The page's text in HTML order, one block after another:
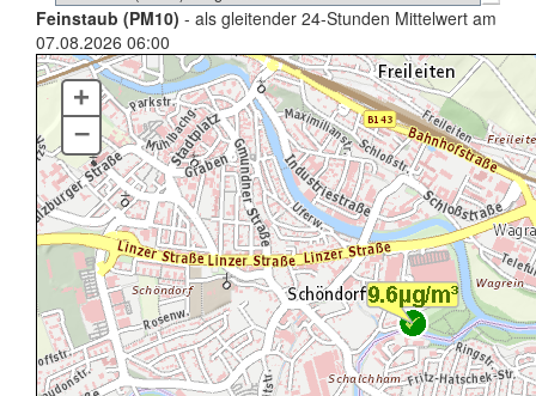
Feinstaub (PM10) - als gleitender 24-Stunden Mittelwert am
07.08.2026 06:00
+
–